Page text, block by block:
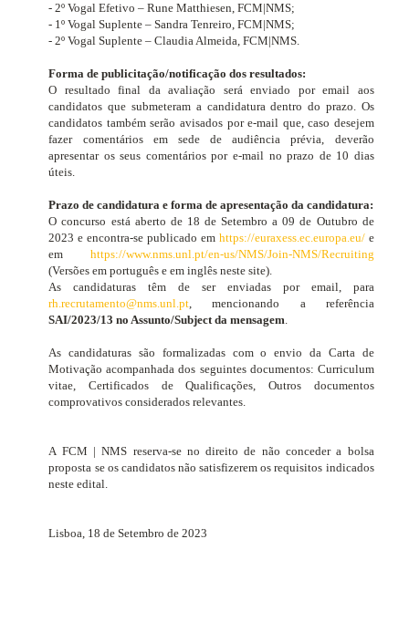
- 2º Vogal Efetivo – Rune Matthiesen, FCM|NMS;
- 1º Vogal Suplente – Sandra Tenreiro, FCM|NMS;
- 2º Vogal Suplente – Claudia Almeida, FCM|NMS.
Forma de publicitação/notificação dos resultados:
O resultado final da avaliação será enviado por email aos
candidatos que submeteram a candidatura dentro do prazo. Os
candidatos também serão avisados por e-mail que, caso desejem
fazer comentários em sede de audiência prévia, deverão
apresentar os seus comentários por e-mail no prazo de 10 dias
úteis.
Prazo de candidatura e forma de apresentação da candidatura:
O concurso está aberto de 18 de Setembro a 09 de Outubro de
2023 e encontra-se publicado em https://euraxess.ec.europa.eu/e
em https://www.nms.unl.pt/en-us/NMS/Join-NMS/Recruiting
(Versões em português e em inglês neste site).
As candidaturas têm de ser enviadas por email, para
rh.recrutamento@nms.unl.pt, mencionando a referência
SAI/2023/13 no Assunto/Subject da mensagem.
As candidaturas são formalizadas com o envio da Carta de
Motivação acompanhada dos seguintes documentos: Curriculum
vitae, Certificados de Qualificações, Outros documentos
comprovativos considerados relevantes.
A FCM | NMS reserva-se no direito de não conceder a bolsa
proposta se os candidatos não satisfizerem os requisitos indicados
neste edital.
Lisboa, 18 de Setembro de 2023